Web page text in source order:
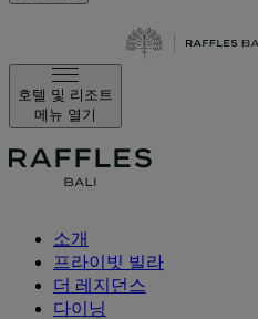
호텔 및 리조트
메뉴 열기
소개
프라이빗 빌라
더 레지던스
다이닝